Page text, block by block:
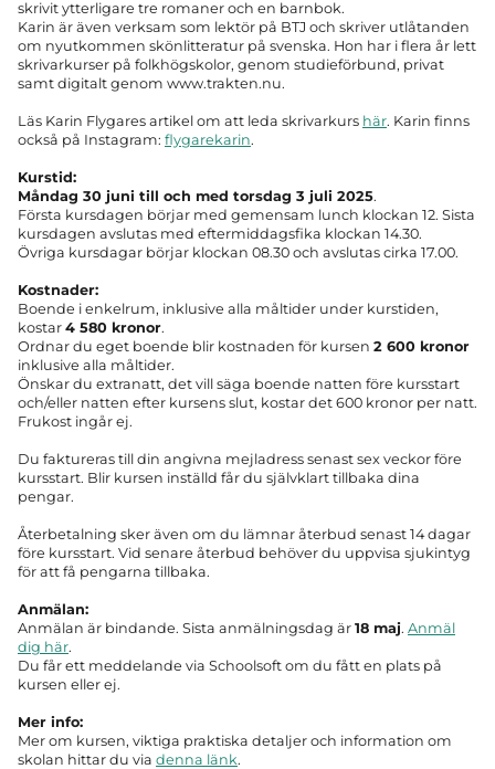
skrivit ytterligare tre romaner och en barnbok.
Karin är även verksam som lektör på BTJ och skriver utlåtanden
om nyutkommen skönlitteratur på svenska. Hon har i flera år lett
skrivarkurser på folkhögskolor, genom studieförbund, privat
samt digitalt genom www.trakten.nu.
Läs Karin Flygares artikel om att leda skrivarkurs här. Karin finns
också på Instagram: flygarekarin.
Kurstid:
Måndag 30 juni till och med torsdag 3 juli 2025.
Första kursdagen börjar med gemensam lunch klockan 12. Sista
kursdagen avslutas med eftermiddagsfika klockan 14.30.
Övriga kursdagar börjar klockan 08.30 och avslutas cirka 17.00.
Kostnader:
Boende i enkelrum, inklusive alla måltider under kurstiden,
kostar 4 580 kronor.
Ordnar du eget boende blir kostnaden för kursen 2 600 kronor
inklusive alla måltider.
Önskar du extranatt, det vill säga boende natten före kursstart
och/eller natten efter kursens slut, kostar det 600 kronor per natt.
Frukost ingår ej.
Du faktureras till din angivna mejladress senast sex veckor före
kursstart. Blir kursen inställd får du självklart tillbaka dina
pengar.
Återbetalning sker även om du lämnar återbud senast 14 dagar
före kursstart. Vid senare återbud behöver du uppvisa sjukintyg
för att få pengarna tillbaka.
Anmälan:
Anmälan är bindande. Sista anmälningsdag är 18 maj. Anmäl
dig här.
Du får ett meddelande via Schoolsoft om du fått en plats på
kursen eller ej.
Mer info:
Mer om kursen, viktiga praktiska detaljer och information om
skolan hittar du via denna länk.